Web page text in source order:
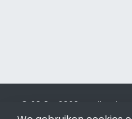
© 2019 - 2026 Realisatie